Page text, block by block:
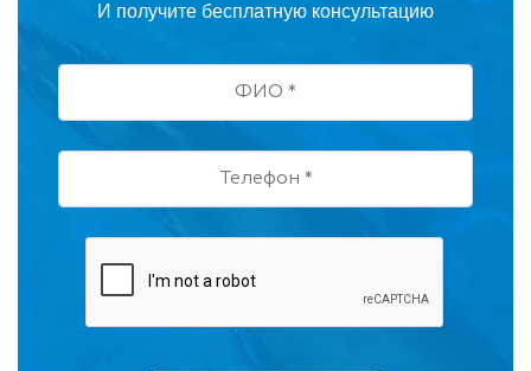
И получите бесплатную консультацию